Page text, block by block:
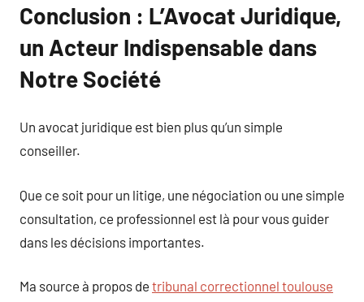
Conclusion : L’Avocat Juridique,
un Acteur Indispensable dans
Notre Société
Un avocat juridique est bien plus qu’un simple
conseiller.
Que ce soit pour un litige, une négociation ou une simple
consultation, ce professionnel est là pour vous guider
dans les décisions importantes.
Ma source à propos de tribunal correctionnel toulouse